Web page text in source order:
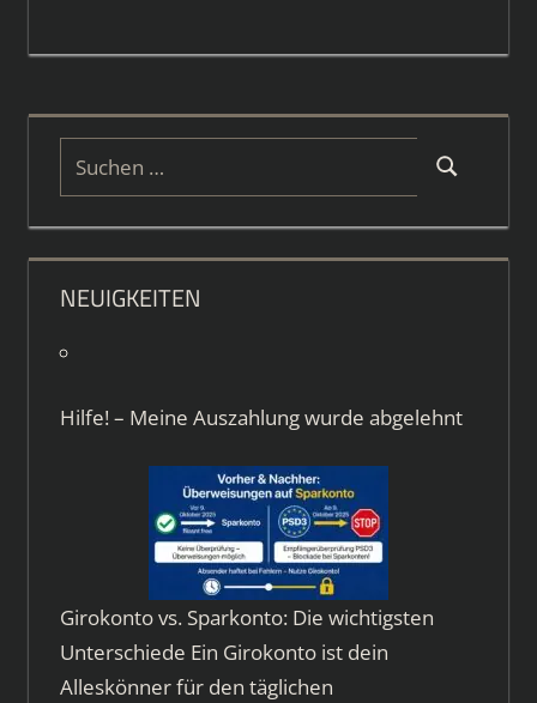
Suchen
Suchen
NEUIGKEITEN
Hilfe! – Meine Auszahlung wurde abgelehnt
Girokonto vs. Sparkonto: Die wichtigsten
Unterschiede Ein Girokonto ist dein
Alleskönner für den täglichen